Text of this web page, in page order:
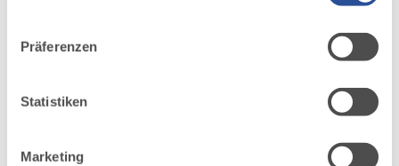
möglicherweise mit weiteren Daten zusammen, die du
Nutzung der Dienste gesammelt haben.
Präferenzen
Statistiken
Marketing
28 WEITERE TERMINE
TREFFPUNKT: TICKETAUTOMAT AM BAHNHOF
11.08.2026